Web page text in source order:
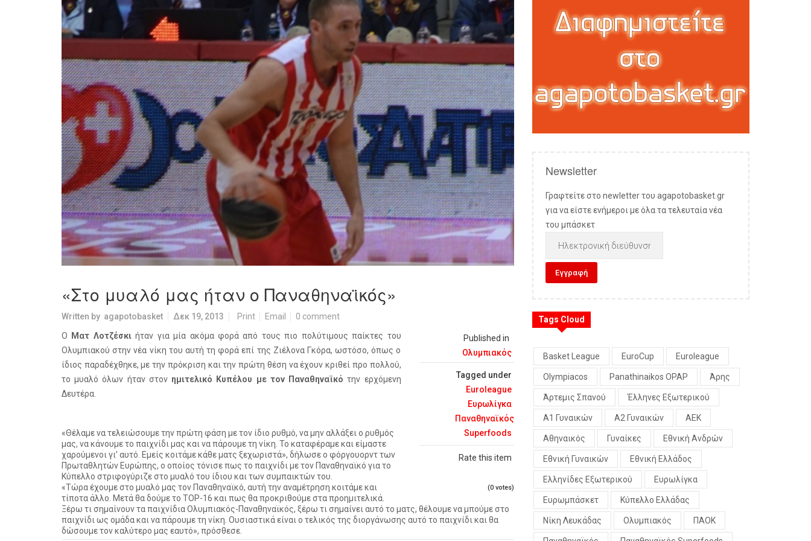
«Στο μυαλό μας ήταν ο Παναθηναϊκός»
Written by agapotobasket Δεκ 19, 2013 Print Email 0 comment
Published in
Ολυμπιακός
Tagged under
Euroleague
Ευρωλίγκα
Παναθηναϊκός
Superfoods
Rate this item
(0 votes)
Ο Ματ Λοτζέσκιήταν για μία ακόμα φορά από τους πιο πολύτιμους παίκτες του
Ολυμπιακού στην νέα νίκη του αυτή τη φορά επί της Ζιέλονα Γκόρα, ωστόσο, όπως ο
ίδιος παραδέχθηκε, με την πρόκριση και την πρώτη θέση να έχουν κριθεί προ πολλού,
το μυαλό όλων ήταν στον ημιτελικό Κυπέλου με τον Παναθηναϊκό την ερχόμενη
Δευτέρα.
«Θέλαμε να τελειώσουμε την πρώτη φάση με τον ίδιο ρυθμό, να μην αλλάξει ο ρυθμός
μας, να κάνουμε το παιχνίδι μας και να πάρουμε τη νίκη. Το καταφέραμε και είμαστε
χαρούμενοι γι’ αυτό. Εμείς κοιτάμε κάθε ματς ξεχωριστά», δήλωσε ο φόργουορντ των
Πρωταθλητών Ευρώπης, ο οποίος τόνισε πως το παιχνίδι με τον Παναθηναϊκό για το
Κύπελλο στριφογύριζε στο μυαλό του ίδιου και των συμπαικτών του.
«Τώρα έχουμε στο μυαλό μας τον Παναθηναϊκό, αυτή την αναμέτρηση κοιτάμε και
τίποτα άλλο. Μετά θα δούμε το TOP-16 και πως θα προκριθούμε στα προημιτελικά.
Ξέρω τι σημαίνουν τα παιχνίδια Ολυμπιακός-Παναθηναϊκός, ξέρω τι σημαίνει αυτό το ματς, θέλουμε να μπούμε στο
παιχνίδι ως ομάδα και να πάρουμε τη νίκη. Ουσιαστικά είναι ο τελικός της διοργάνωσης αυτό το παιχνίδι και θα
δώσουμε τον καλύτερο μας εαυτό», πρόσθεσε.
Newsletter
Γραφτείτε στο newletter του agapotobasket.gr
για να είστε ενήμεροι με όλα τα τελευταία νέα
του μπάσκετ
Tags Cloud
Basket League EuroCup Euroleague
Olympiacos Panathinaikos OPAP Άρης
Άρτεμις Σπανού Έλληνες Εξωτερικού
Α1 Γυναικών Α2 Γυναικών ΑΕΚ
Αθηναικός Γυναίκες Εθνική Ανδρών
Εθνική Γυναικών Εθνική Ελλάδος
Ελληνίδες Εξωτερικού Ευρωλίγκα
Ευρωμπάσκετ Κύπελλο Ελλάδας
Νίκη Λευκάδας Ολυμπιακός ΠΑΟΚ